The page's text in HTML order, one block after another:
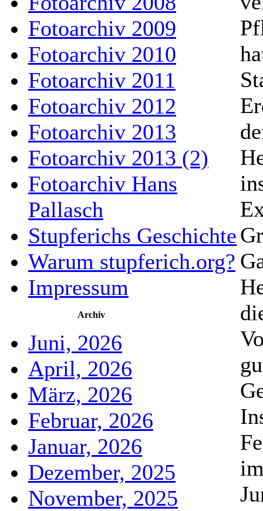
Fotoarchiv 2009
Fotoarchiv 2010
Fotoarchiv 2011
Fotoarchiv 2012
Fotoarchiv 2013
Fotoarchiv 2013 (2)
Fotoarchiv Hans
Pallasch
Stupferichs Geschichte
Warum stupferich.org?
Impressum
Archiv
Juni, 2026
April, 2026
März, 2026
Februar, 2026
Januar, 2026
Dezember, 2025
November, 2025